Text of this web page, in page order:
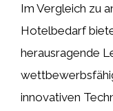
Im Vergleich zu
Hotelbedarf
herausragende
innovativen